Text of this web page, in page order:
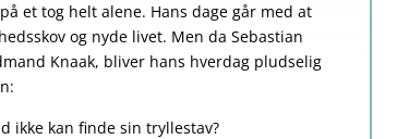
et tog helt alene. Hans dage går med at
og nyde livet. Men da Sebastian
Knaak, bliver hans hverdag pludselig
ikke kan finde sin tryllestav?